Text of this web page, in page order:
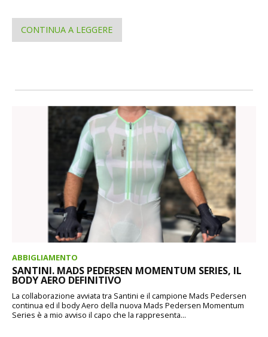
CONTINUA A LEGGERE
ABBIGLIAMENTO
SANTINI. MADS PEDERSEN MOMENTUM SERIES, IL
BODY AERO DEFINITIVO
La collaborazione avviata tra Santini e il campione Mads Pedersen
continua ed il body Aero della nuova Mads Pedersen Momentum
Series è a mio avviso il capo che la rappresenta...